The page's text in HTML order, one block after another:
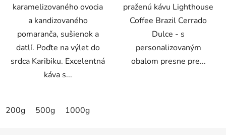
karamelizovaného ovocia
a kandizovaného
pomaranča, sušienok a
datlí. Poďte na výlet do
srdca Karibiku. Excelentná
káva s...
200g 500g 1000g
praženú kávu Lighthouse
Coffee Brazil Cerrado
Dulce - s
personalizovaným
obalom presne pre...